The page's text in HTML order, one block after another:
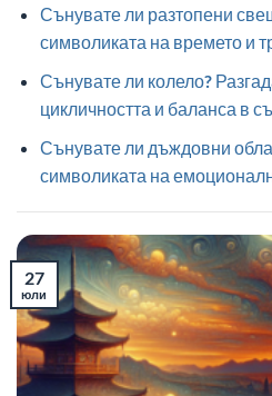
Сънувате ли разтопени
символиката на времето и
Сънувате ли колело?
цикличността и баланса в
Сънувате ли дъждовни
символиката на
27
юли